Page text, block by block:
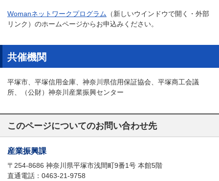
Womanネットワークプログラム （新しいウインドウで開く・外部
リンク）のホームページからお申込みください。
共催機関
平塚市、平塚信用金庫、神奈川県信用保証協会、平塚商工会議
所、（公財）神奈川産業振興センター
このページについてのお問い合わせ先
産業振興課
〒254-8686 神奈川県平塚市浅間町9番1号 本館5階
直通電話：0463-21-9758